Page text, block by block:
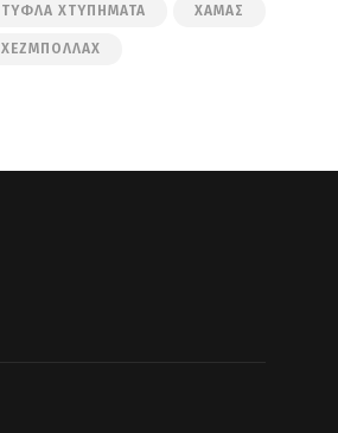
ΤΥΦΛΆ ΧΤΥΠΉΜΑΤΑ ΧΑΜΆΣ
ΧΕΖΜΠΟΛΛΆΧ